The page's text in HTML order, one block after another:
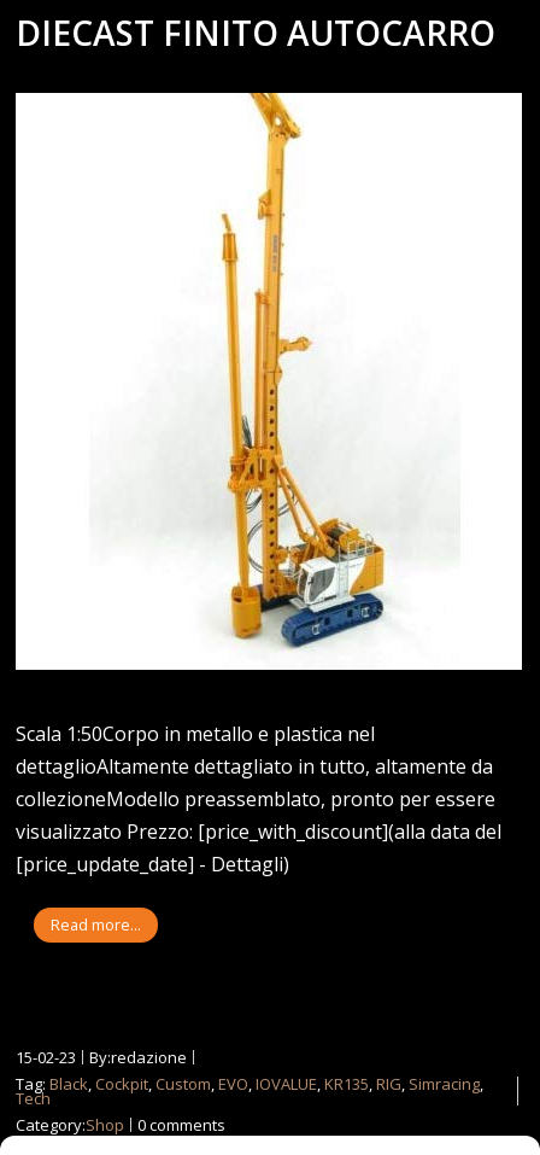
DIECAST FINITO AUTOCARRO
Scala 1:50Corpo in metallo e plastica nel
dettaglioAltamente dettagliato in tutto, altamente da
collezioneModello preassemblato, pronto per essere
visualizzato Prezzo: [price_with_discount](alla data del
[price_update_date] - Dettagli)
Read more...
15-02-23
By:redazione
Tag:Black, Cockpit, Custom,EVO,IOVALUE,KR135,RIG, Simracing,
Tech
Category:Shop 0 comments